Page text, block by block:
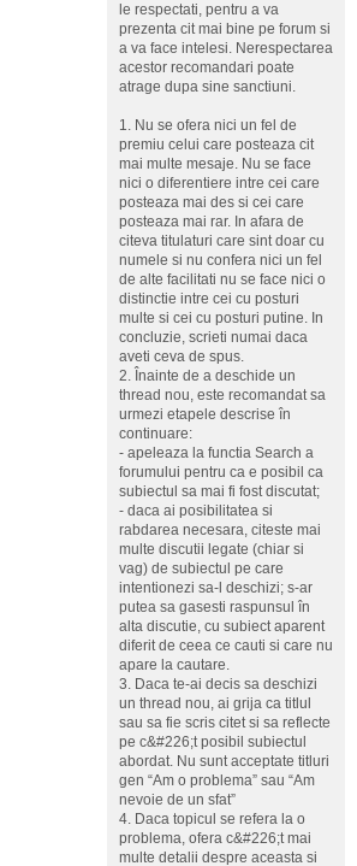
le respectati, pentru a va
prezenta cit mai bine pe forum si
a va face intelesi. Nerespectarea
acestor recomandari poate
atrage dupa sine sanctiuni.
1. Nu se ofera nici un fel de
premiu celui care posteaza cit
mai multe mesaje. Nu se face
nici o diferentiere intre cei care
posteaza mai des si cei care
posteaza mai rar. In afara de
citeva titulaturi care sint doar cu
numele si nu confera nici un fel
de alte facilitati nu se face nici o
distinctie intre cei cu posturi
multe si cei cu posturi putine. In
concluzie, scrieti numai daca
aveti ceva de spus.
2. Înainte de a deschide un
thread nou, este recomandat sa
urmezi etapele descrise în
continuare:
- apeleaza la functia Search a
forumului pentru ca e posibil ca
subiectul sa mai fi fost discutat;
- daca ai posibilitatea si
rabdarea necesara, citeste mai
multe discutii legate (chiar si
vag) de subiectul pe care
intentionezi sa-l deschizi; s-ar
putea sa gasesti raspunsul în
alta discutie, cu subiect aparent
diferit de ceea ce cauti si care nu
apare la cautare.
3. Daca te-ai decis sa deschizi
un thread nou, ai grija ca titlul
sau sa fie scris citet si sa reflecte
pe c&#226;t posibil subiectul
abordat. Nu sunt acceptate titluri
gen “Am o problema” sau “Am
nevoie de un sfat”
4. Daca topicul se refera la o
problema, ofera c&#226;t mai
multe detalii despre aceasta si